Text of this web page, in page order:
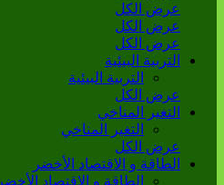
عرض الكل
عرض الكل
عرض الكل
التربية البيئية
التربية البيئية
عرض الكل
التغير المناخي
التغير المناخي
عرض الكل
الطاقة و الاقتصاد الأخضر
الطاقة و الاقتصاد الأخضر